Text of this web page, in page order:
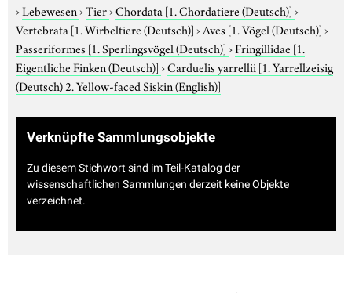
›Lebewesen›Tier›Chordata [1. Chordatiere (Deutsch)]›
Vertebrata [1. Wirbeltiere (Deutsch)]›Aves [1. Vögel (Deutsch)]›
Passeriformes [1. Sperlingsvögel (Deutsch)]›Fringillidae [1.
Eigentliche Finken (Deutsch)]›Carduelis yarrellii [1. Yarrellzeisig
(Deutsch) 2. Yellow-faced Siskin (English)]
Verknüpfte Sammlungsobjekte
Zu diesem Stichwort sind im Teil-Katalog der
wissenschaftlichen Sammlungen derzeit keine Objekte
verzeichnet.